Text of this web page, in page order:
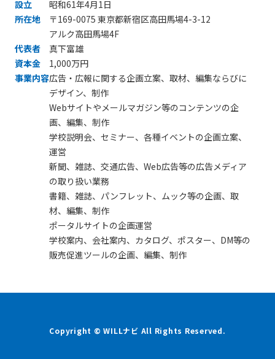
設立
昭和61年4月1日
所在地
〒169-0075 東京都新宿区高田馬場4-3-12
アルク高田馬場4F
代表者
真下富雄
資本金
1,000万円
事業内容広告・広報に関する企画立案、取材、編集ならびに
デザイン、制作
Webサイトやメールマガジン等のコンテンツの企
画、編集、制作
学校説明会、セミナー、各種イベントの企画立案、
運営
新聞、雑誌、交通広告、Web広告等の広告メディア
の取り扱い業務
書籍、雑誌、パンフレット、ムック等の企画、取
材、編集、制作
ポータルサイトの企画運営
学校案内、会社案内、カタログ、ポスター、DM等の
販売促進ツールの企画、編集、制作
Copyright © WILLナビ All Rights Reserved.